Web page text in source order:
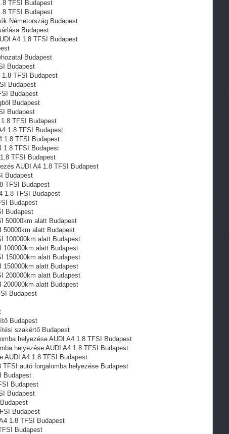
TFSI Budapest
TFSI Budapest
Németország Budapest
Budapest
A4 1.8 TFSI Budapest
Budapest
Budapest
1.8 TFSI Budapest
Budapest
Budapest
Budapest
Budapest
TFSI Budapest
1.8 TFSI Budapest
1.8 TFSI Budapest
1.8 TFSI Budapest
TFSI Budapest
AUDI A4 1.8 TFSI Budapest
Budapest
TFSI Budapest
1.8 TFSI Budapest
Budapest
Budapest
50000km alatt Budapest
50000km alatt Budapest
100000km alatt Budapest
100000km alatt Budapest
150000km alatt Budapest
150000km alatt Budapest
200000km alatt Budapest
200000km alatt Budapest
Budapest
Budapest
szakértő Budapest
helyezése AUDI A4 1.8 TFSI Budapest
helyezése AUDI A4 1.8 TFSI Budapest
AUDI A4 1.8 TFSI Budapest
TFSI autó forgalomba helyezése Budapest
Budapest
Budapest
Budapest
Budapest
1.8 TFSI Budapest
Budapest